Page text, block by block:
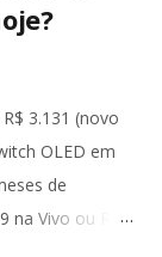
3.131 (novo
OLED em
de
Vivo ou R$